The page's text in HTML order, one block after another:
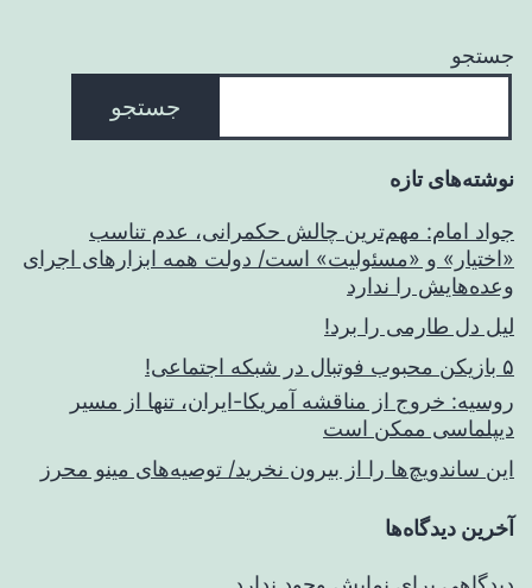
جستجو
جستجو
نوشته‌های تازه
جواد امام: مهم‌ترین چالش حکمرانی، عدم تناسب
«اختیار» و «مسئولیت» است/ دولت همه ابزارهای اجرای
وعده‌هایش را ندارد
لیل دل طارمی را برد!
۵ بازیکن محبوب فوتبال در شبکه اجتماعی!
روسیه: خروج از مناقشه آمریکا-ایران، تنها از مسیر
دیپلماسی ممکن است
این ساندویچ‌ها را از بیرون نخرید/ توصیه‌های مینو محرز
آخرین دیدگاه‌ها